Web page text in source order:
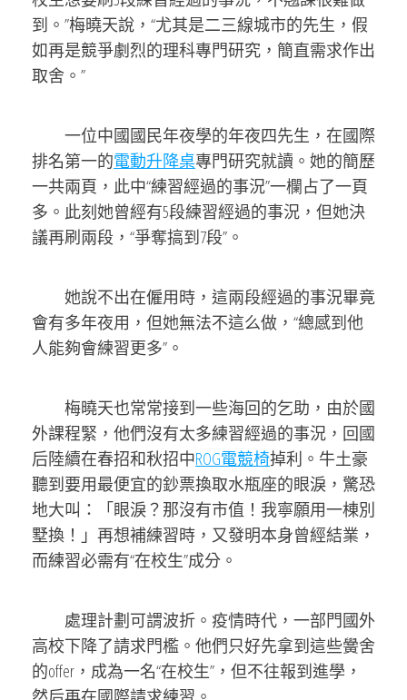
到。”梅曉天說，“尤其是二三線城市的先生，假
如再是競爭劇烈的理科專門研究，簡直需求作出
取舍。”
一位中國國民年夜學的年夜四先生，在國際
排名第一的電動升降桌專門研究就讀。她的簡歷
一共兩頁，此中“練習經過的事況”一欄占了一頁
多。此刻她曾經有5段練習經過的事況，但她決
議再刷兩段，“爭奪搞到7段”。
她說不出在僱用時，這兩段經過的事況畢竟
會有多年夜用，但她無法不這么做，“總感到他
人能夠會練習更多”。
梅曉天也常常接到一些海回的乞助，由於國
外課程緊，他們沒有太多練習經過的事況，回國
后陸續在春招和秋招中ROG電競椅掉利。牛土豪
聽到要用最便宜的鈔票換取水瓶座的眼淚，驚恐
地大叫：「眼淚？那沒有市值！我寧願用一棟別
墅換！」再想補練習時，又發明本身曾經結業，
而練習必需有“在校生”成分。
處理計劃可謂波折。疫情時代，一部門國外
高校下降了請求門檻。他們只好先拿到這些黌舍
的offer，成為一名“在校生”，但不往報到進學，